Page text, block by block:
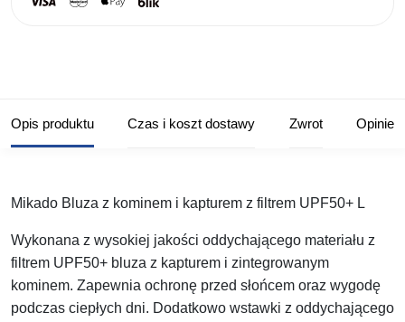
Opis produktu Czas i koszt dostawy Zwrot Opinie
Mikado Bluza z kominem i kapturem z filtrem UPF50+ L
Wykonana z wysokiej jakości oddychającego materiału z
filtrem UPF50+ bluza z kapturem i zintegrowanym
kominem. Zapewnia ochronę przed słońcem oraz wygodę
podczas ciepłych dni. Dodatkowo wstawki z oddychającego